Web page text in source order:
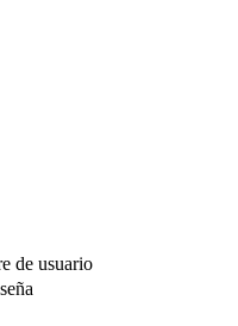
de usuario